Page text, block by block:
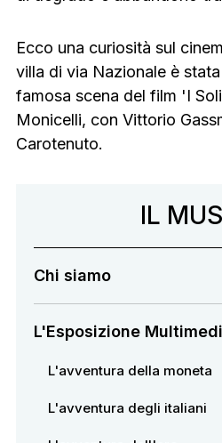
Ecco una curiosità sul
villa di via Nazionale è
famosa scena del film 'I
Monicelli, con Vittorio
Carotenuto.
Navigazione
IL
Chi siamo
L'Esposizione
L'avventura della moneta
L'avventura degli italiani